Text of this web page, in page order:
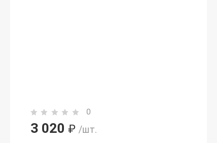
0
3 020 ₽ /шт.